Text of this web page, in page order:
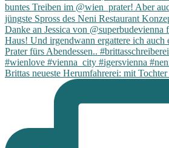
Brittas neueste Herumfahrerei: mit